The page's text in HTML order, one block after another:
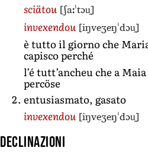
sciätou [ʃaːˈtɔu̯]
invexendou [iŋveʒeŋˈdɔu̯]
è tutto il giorno che
capisco perché
l’é tutt’ancheu che a
percöse
entusiasmato, gasato
invexendou [iŋveʒeŋˈdɔu̯]
Declinazioni